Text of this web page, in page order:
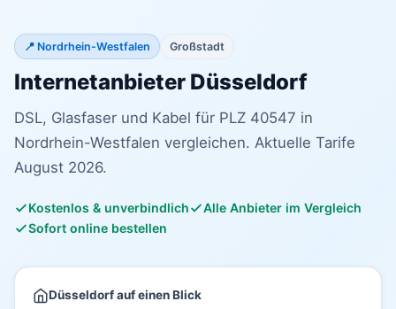
📍 Nordrhein-Westfalen Großstadt
Internetanbieter Düsseldorf
DSL, Glasfaser und Kabel für PLZ 40547 in
Nordrhein-Westfalen vergleichen. Aktuelle Tarife
August 2026.
Kostenlos & unverbindlich
Alle Anbieter im Vergleich
Sofort online bestellen
Düsseldorf auf einen Blick